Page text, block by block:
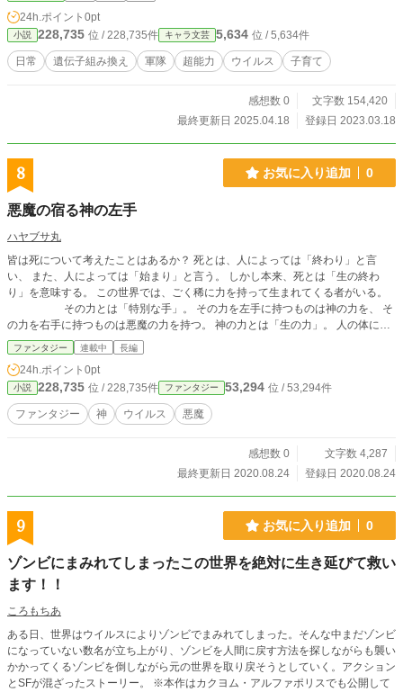
が、研究所に残されていた。 周りに止められる中、牧野は、少女たちを保護
し、育てることにした。
24h.ポイント 0pt
小説 228,735 位 / 228,735件 キャラ文芸 5,634 位 / 5,634件
日常 遺伝子組み換え 軍隊 超能力 ウイルス 子育て
感想数 0
文字数 154,420
最終更新日 2025.04.18
登録日 2023.03.18
8 お気に入り追加 0
悪魔の宿る神の左手
ハヤブサ丸
皆は死について考えたことはあるか？ 死とは、人によっては「終わり」と言
い、 また、人によっては「始まり」と言う。 しかし本来、死とは「生の終わ
り」を意味する。 この世界では、ごく稀に力を持って生まれてくる者がいる。
その力とは「特別な手」。 その力を左手に持つものは神の力を、 そ
の力を右手に持つものは悪魔の力を持つ。 神の力とは「生の力」。 人の体に生
への影響がある力。 悪魔の力をとは「死の力」 人の体に死への影響がある力。
そして今ここに、左手に悪魔の力を持った男の異色な物語が始まる。
ファンタジー 連載中 長編
24h.ポイント 0pt
小説 228,735 位 / 228,735件 ファンタジー 53,294 位 / 53,294件
ファンタジー 神 ウイルス 悪魔
感想数 0
文字数 4,287
最終更新日 2020.08.24
登録日 2020.08.24
9 お気に入り追加 0
ゾンビにまみれてしまったこの世界を絶対に生き延びて救い
ます！！
ころもちあ
ある日、世界はウイルスによりゾンビでまみれてしまった。そんな中まだゾンビ
になっていない数名が立ち上がり、ゾンビを人間に戻す方法を探しながらも襲い
かかってくるゾンビを倒しながら元の世界を取り戻そうとしていく。アクション
とSFが混ざったストーリー。 ※本作はカクヨム・アルファポリスでも公開して